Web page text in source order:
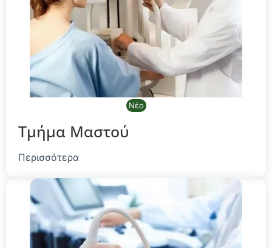
Νέο
Τμήμα Μαστού
Περισσότερα